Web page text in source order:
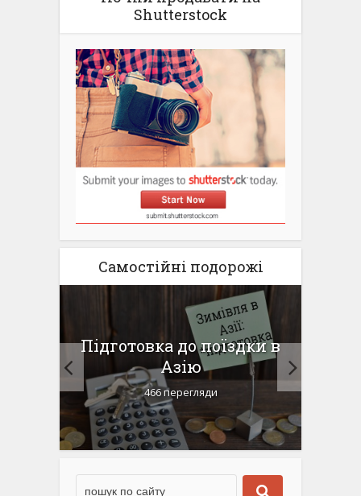
Shutterstock
Самостійні подорожі
Підготовка до поїздки в
Азію
466 перегляди